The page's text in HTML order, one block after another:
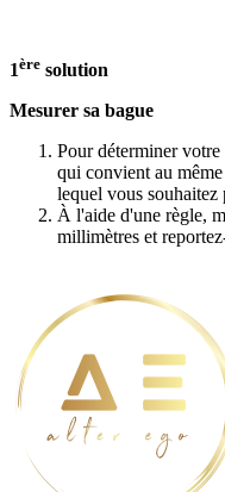
1ère solution
Mesurer sa bague
Pour déterminer votre
qui convient au
lequel vous
À l'aide d'une règle,
millimètres et